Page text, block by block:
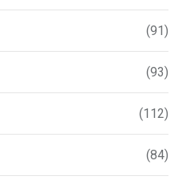
(91)
(93)
(112)
(84)